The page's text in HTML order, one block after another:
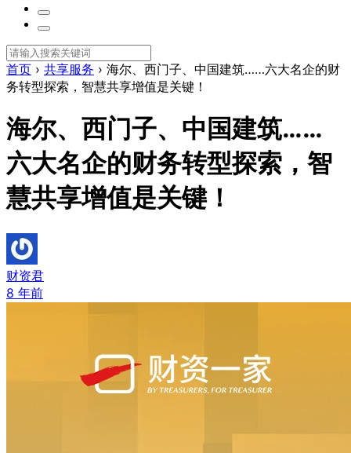
首页 › 共享服务 › 海尔、西门子、中国建筑……六大名企的财
务转型探索，智慧共享增值是关键！
海尔、西门子、中国建筑……
六大名企的财务转型探索，智
慧共享增值是关键！
财资君
8 年前